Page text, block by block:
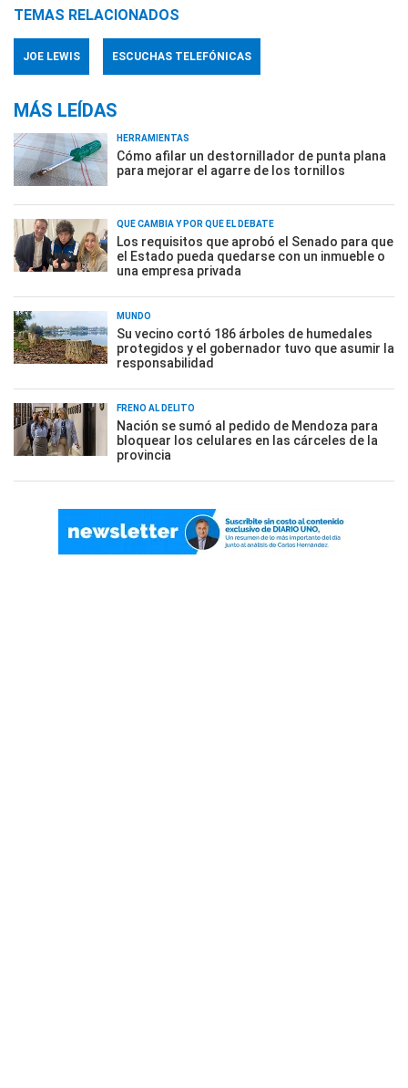
TEMAS RELACIONADOS
JOE LEWIS ESCUCHAS TELEFÓNICAS
MÁS LEÍDAS
HERRAMIENTAS
Cómo afilar un destornillador de punta plana
para mejorar el agarre de los tornillos
QUÉ CAMBIA Y POR QUÉ EL DEBATE
Los requisitos que aprobó el Senado para que
el Estado pueda quedarse con un inmueble o
una empresa privada
MUNDO
Su vecino cortó 186 árboles de humedales
protegidos y el gobernador tuvo que asumir la
responsabilidad
FRENO AL DELITO
Nación se sumó al pedido de Mendoza para
bloquear los celulares en las cárceles de la
provincia